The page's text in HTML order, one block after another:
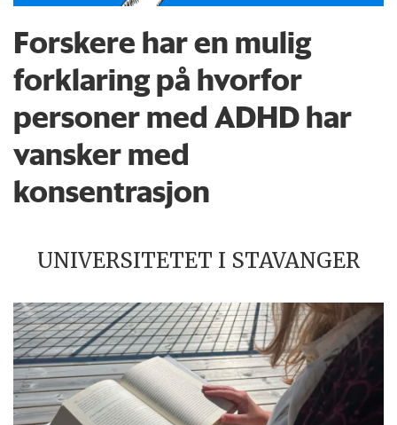
Forskere har en mulig
forklaring på hvorfor
personer med ADHD har
vansker med
konsentrasjon
UNIVERSITETET I STAVANGER